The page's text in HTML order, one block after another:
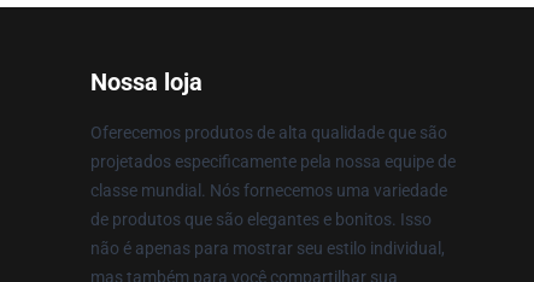
Nossa loja
Oferecemos produtos de alta qualidade que são
projetados especificamente pela nossa equipe de
classe mundial. Nós fornecemos uma variedade
de produtos que são elegantes e bonitos. Isso
não é apenas para mostrar seu estilo individual,
mas também para você compartilhar sua